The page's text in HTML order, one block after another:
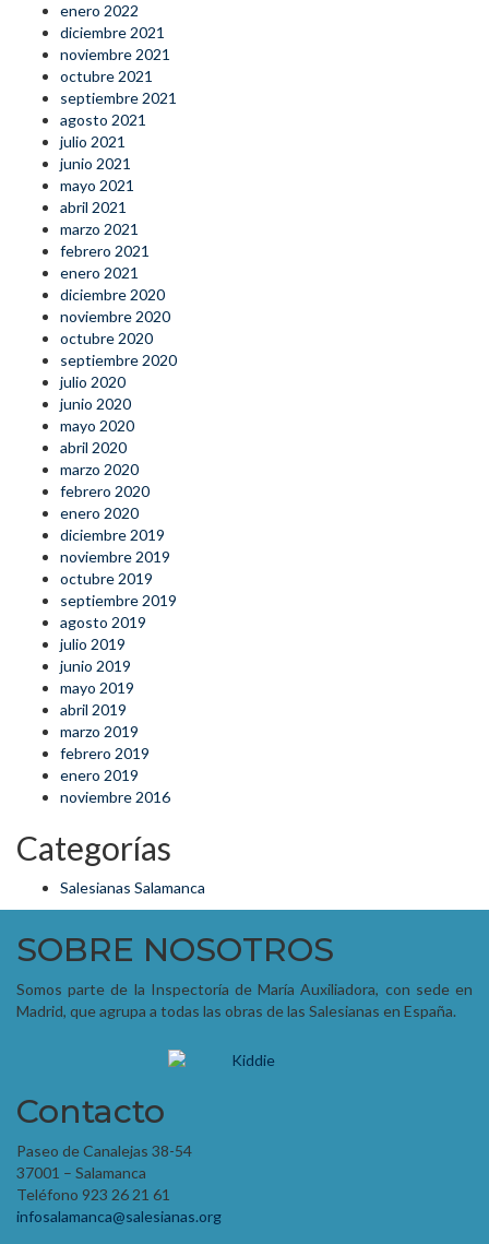
enero 2022
diciembre 2021
noviembre 2021
octubre 2021
septiembre 2021
agosto 2021
julio 2021
junio 2021
mayo 2021
abril 2021
marzo 2021
febrero 2021
enero 2021
diciembre 2020
noviembre 2020
octubre 2020
septiembre 2020
julio 2020
junio 2020
mayo 2020
abril 2020
marzo 2020
febrero 2020
enero 2020
diciembre 2019
noviembre 2019
octubre 2019
septiembre 2019
agosto 2019
julio 2019
junio 2019
mayo 2019
abril 2019
marzo 2019
febrero 2019
enero 2019
noviembre 2016
Categorías
Salesianas Salamanca
SOBRE NOSOTROS
Somos parte de la Inspectoría de María Auxiliadora, con sede en
Madrid, que agrupa a todas las obras de las Salesianas en España.
Contacto
Paseo de Canalejas 38-54
37001 – Salamanca
Teléfono 923 26 21 61
infosalamanca@salesianas.org